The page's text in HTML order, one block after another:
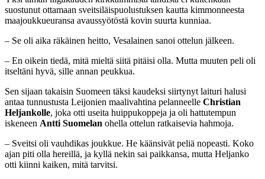
suostunut ottamaan sveitsiläispuolustuksen kautta kimmonneesta
maajoukkueuransa avaussyötöstä kovin suurta kunniaa.
– Se oli aika räkäinen heitto, Vesalainen sanoi ottelun jälkeen.
– En oikein tiedä, mitä mieltä siitä pitäisi olla. Mutta muuten peli oli
itseltäni hyvä, sille annan peukkua.
Sen sijaan takaisin Suomeen täksi kaudeksi siirtynyt laituri halusi
antaa tunnustusta Leijonien maalivahtina pelanneelle Christian
Heljankolle, joka otti useita huippukoppeja ja oli hattutempun
iskeneen Antti Suomelan ohella ottelun ratkaisevia hahmoja.
– Sveitsi oli vauhdikas joukkue. He käänsivät peliä nopeasti. Koko
ajan piti olla hereillä, ja kyllä nekin sai paikkansa, mutta Heljanko
otti kiinni kaiken, mitä tarvitsi.